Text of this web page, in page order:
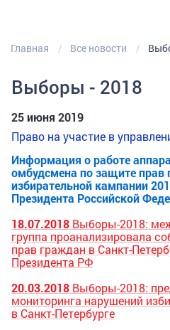
Главная Все новости
Выборы - 2018
25 июня 2019
Право на участие в
Информация о работе
омбудсмена по защите прав
избирательной кампании
Президента Российской
18.07.2018 Выборы-2018:
группа проанализировала
прав граждан в Санкт-
Президента РФ
20.03.2018 Выборы-2018:
мониторинга нарушений
в Санкт-Петербурге